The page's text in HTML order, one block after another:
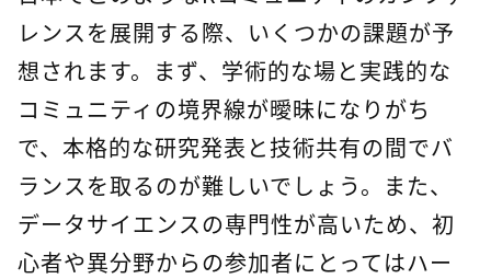
レンスを展開する際、いくつかの課題が予
想されます。まず、学術的な場と実践的な
コミュニティの境界線が曖昧になりがち
で、本格的な研究発表と技術共有の間でバ
ランスを取るのが難しいでしょう。また、
データサイエンスの専門性が高いため、初
心者や異分野からの参加者にとってはハー